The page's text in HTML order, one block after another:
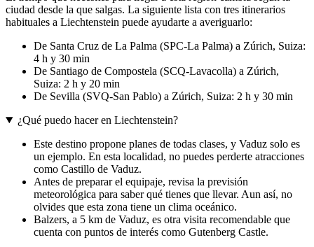
ciudad desde la que salgas. La siguiente lista con tres itinerarios
habituales a Liechtenstein puede ayudarte a averiguarlo:
De Santa Cruz de La Palma (SPC-La Palma) a Zúrich, Suiza:
4 h y 30 min
De Santiago de Compostela (SCQ-Lavacolla) a Zúrich,
Suiza: 2 h y 20 min
De Sevilla (SVQ-San Pablo) a Zúrich, Suiza: 2 h y 30 min
¿Qué puedo hacer en Liechtenstein?
Este destino propone planes de todas clases, y Vaduz solo es
un ejemplo. En esta localidad, no puedes perderte atracciones
como Castillo de Vaduz.
Antes de preparar el equipaje, revisa la previsión
meteorológica para saber qué tienes que llevar. Aun así, no
olvides que esta zona tiene un clima oceánico.
Balzers, a 5 km de Vaduz, es otra visita recomendable que
cuenta con puntos de interés como Gutenberg Castle.